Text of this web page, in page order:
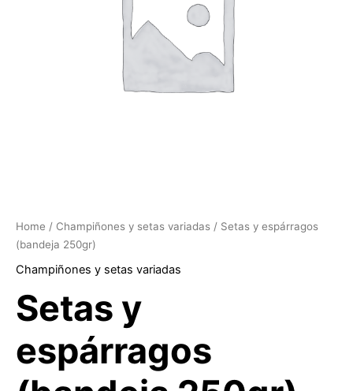
Home / Champiñones y setas variadas / Setas y espárragos
(bandeja 250gr)
Champiñones y setas variadas
Setas y
espárragos